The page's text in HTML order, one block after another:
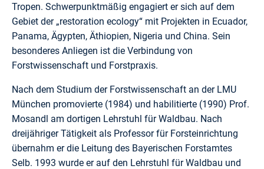
Tropen. Schwerpunktmäßig engagiert er sich auf dem
Gebiet der „restoration ecology“ mit Projekten in Ecuador,
Panama, Ägypten, Äthiopien, Nigeria und China. Sein
besonderes Anliegen ist die Verbindung von
Forstwissenschaft und Forstpraxis.
Nach dem Studium der Forstwissenschaft an der LMU
München promovierte (1984) und habilitierte (1990) Prof.
Mosandl am dortigen Lehrstuhl für Waldbau. Nach
dreijähriger Tätigkeit als Professor für Forsteinrichtung
übernahm er die Leitung des Bayerischen Forstamtes
Selb. 1993 wurde er auf den Lehrstuhl für Waldbau und